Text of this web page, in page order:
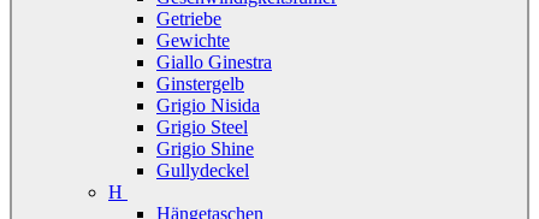
Getriebe
Gewichte
Giallo Ginestra
Ginstergelb
Grigio Nisida
Grigio Steel
Grigio Shine
Gullydeckel
H
Hängetaschen